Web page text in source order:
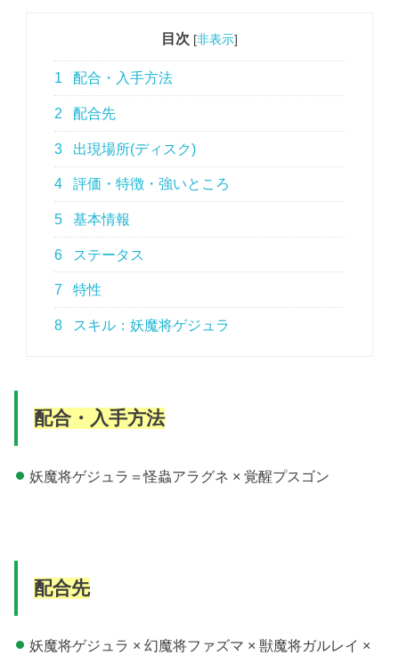
目次 [非表示]
1 配合・入手方法
2 配合先
3 出現場所(ディスク)
4 評価・特徴・強いところ
5 基本情報
6 ステータス
7 特性
8 スキル：妖魔将ゲジュラ
配合・入手方法
妖魔将ゲジュラ＝怪蟲アラグネ × 覚醒プスゴン
配合先
妖魔将ゲジュラ × 幻魔将ファズマ × 獣魔将ガルレイ ×